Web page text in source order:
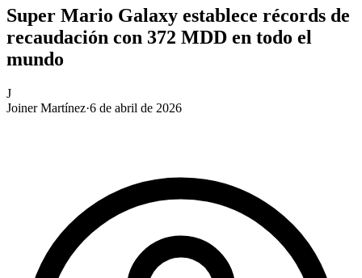
Super Mario Galaxy establece récords de
recaudación con 372 MDD en todo el
mundo
J
Joiner Martínez·6 de abril de 2026